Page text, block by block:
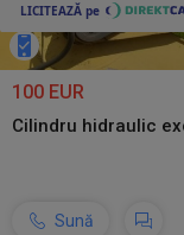
100 EUR
Cilindru hidraulic
Sună